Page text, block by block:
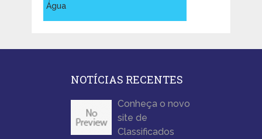
Água
NOTÍCIAS RECENTES
Conheça o novo
site de
Classificados